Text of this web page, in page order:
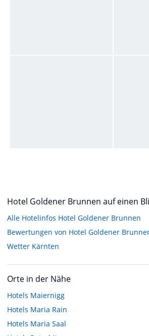
Hotel Goldener Brunnen auf einen
Alle Hotelinfos Hotel Goldener Brunnen
Bewertungen von Hotel Goldener
Wetter Kärnten
Orte in der Nähe
Hotels Maiernigg
Hotels Maria Rain
Hotels Maria Saal